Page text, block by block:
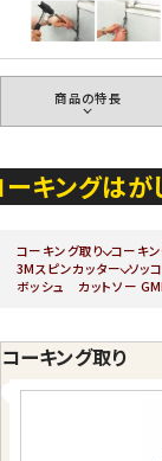
商品の特長
ーキングは
コーキング取り コーキ
3Mスピンカッター ソッ
ボッシュ カットソー
コーキング取り